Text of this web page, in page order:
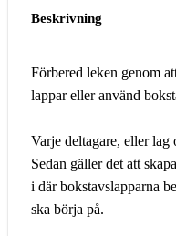
Beskrivning
Förbered leken genom
lappar eller använd
Varje deltagare, eller lag
Sedan gäller det att
i där bokstavslapparna
ska börja på.